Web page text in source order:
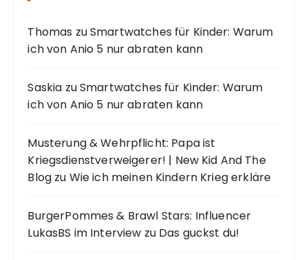
Thomas zuSmartwatches für Kinder: Warum
ich von Anio 5 nur abraten kann
Saskia zuSmartwatches für Kinder: Warum
ich von Anio 5 nur abraten kann
Musterung & Wehrpflicht: Papa ist
Kriegsdienstverweigerer! | New Kid And The
Blog zu Wie ich meinen Kindern Krieg erkläre
BurgerPommes & Brawl Stars: Influencer
LukasBS im Interview zu Das guckst du!